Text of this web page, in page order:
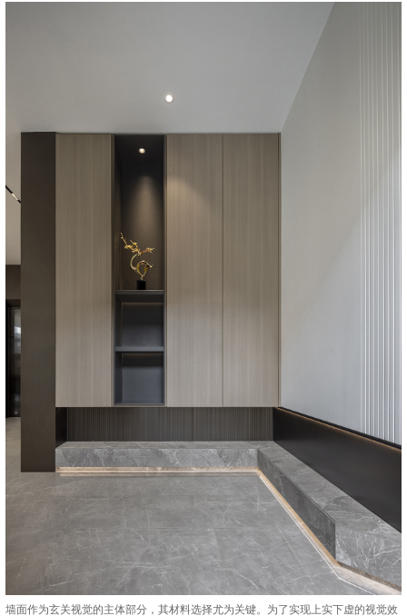
墙面作为玄关视觉的主体部分，其材料选择尤为关键。为了实现上实下虚的视觉效